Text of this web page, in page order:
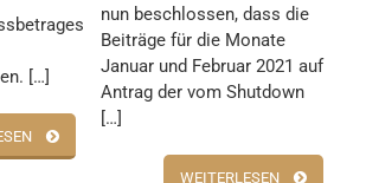
[…]
nun beschlossen, dass die
Beiträge für die Monate
Januar und Februar 2021 auf
Antrag der vom Shutdown
[…]
WEITERLESEN